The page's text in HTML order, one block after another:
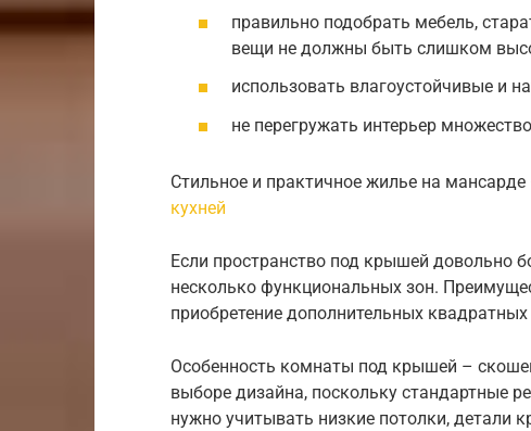
правильно подобрать мебель,
вещи не должны быть слишком
использовать влагоустойчивые и
не перегружать интерьер
Стильное и практичное жилье на
кухней
Если пространство под крышей довольно
несколько функциональных зон.
приобретение дополнительных
Особенность комнаты под крышей –
выборе дизайна, поскольку стандартные
нужно учитывать низкие потолки, детали